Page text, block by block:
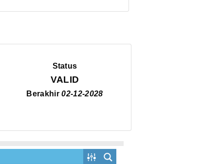
Status
VALID
Berakhir 02-12-2028